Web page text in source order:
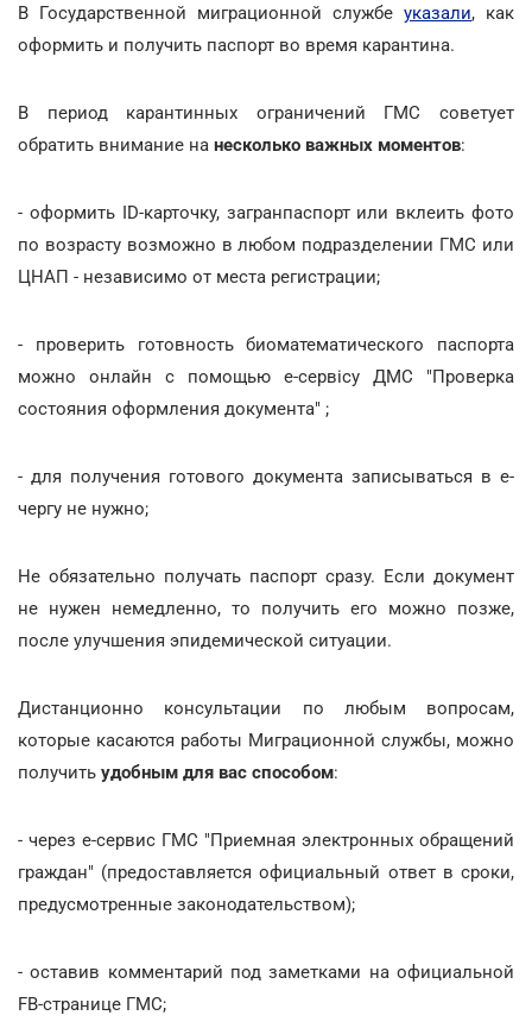
В Государственной миграционной службе указали, как
оформить и получить паспорт во время карантина.
В период карантинных ограничений ГМС советует
обратить внимание на несколько важных моментов:
- оформить ID-карточку, загранпаспорт или вклеить фото
по возрасту возможно в любом подразделении ГМС или
ЦНАП - независимо от места регистрации;
- проверить готовность биоматематического паспорта
можно онлайн с помощью е-сервісу ДМС "Проверка
состояния оформления документа" ;
- для получения готового документа записываться в е-
чергу не нужно;
Не обязательно получать паспорт сразу. Если документ
не нужен немедленно, то получить его можно позже,
после улучшения эпидемической ситуации.
Дистанционно консультации по любым вопросам,
которые касаются работы Миграционной службы, можно
получить удобным для вас способом:
- через е-сервис ГМС "Приемная электронных обращений
граждан" (предоставляется официальный ответ в сроки,
предусмотренные законодательством);
- оставив комментарий под заметками на официальной
FB-странице ГМС;